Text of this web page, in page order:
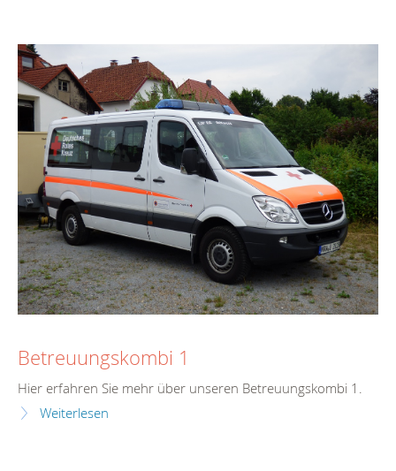
Betreuungskombi 1
Hier erfahren Sie mehr über unseren Betreuungskombi 1.
Weiterlesen